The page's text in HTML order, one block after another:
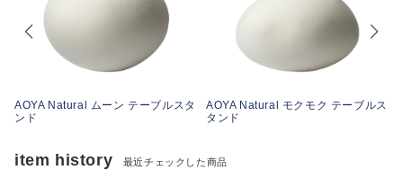
AOYA Natural ムーン テーブルスタ
ンド
AOYA Natural モクモク テーブルス
タンド
item history 最近チェックした商品